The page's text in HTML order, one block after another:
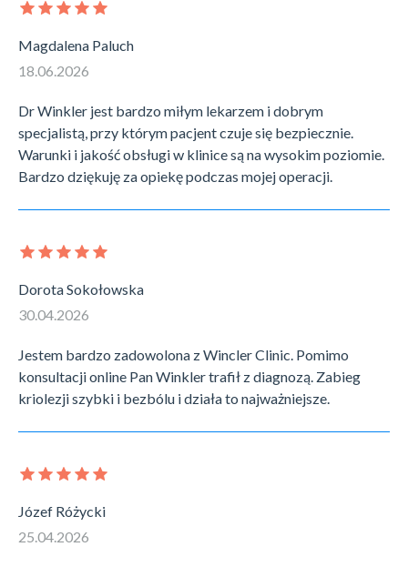
Magdalena Paluch
18.06.2026
Dr Winkler jest bardzo miłym lekarzem i dobrym
specjalistą, przy którym pacjent czuje się bezpiecznie.
Warunki i jakość obsługi w klinice są na wysokim poziomie.
Bardzo dziękuję za opiekę podczas mojej operacji.
Dorota Sokołowska
30.04.2026
Jestem bardzo zadowolona z Wincler Clinic. Pomimo
konsultacji online Pan Winkler trafił z diagnozą. Zabieg
kriolezji szybki i bezbólu i działa to najważniejsze.
Józef Różycki
25.04.2026